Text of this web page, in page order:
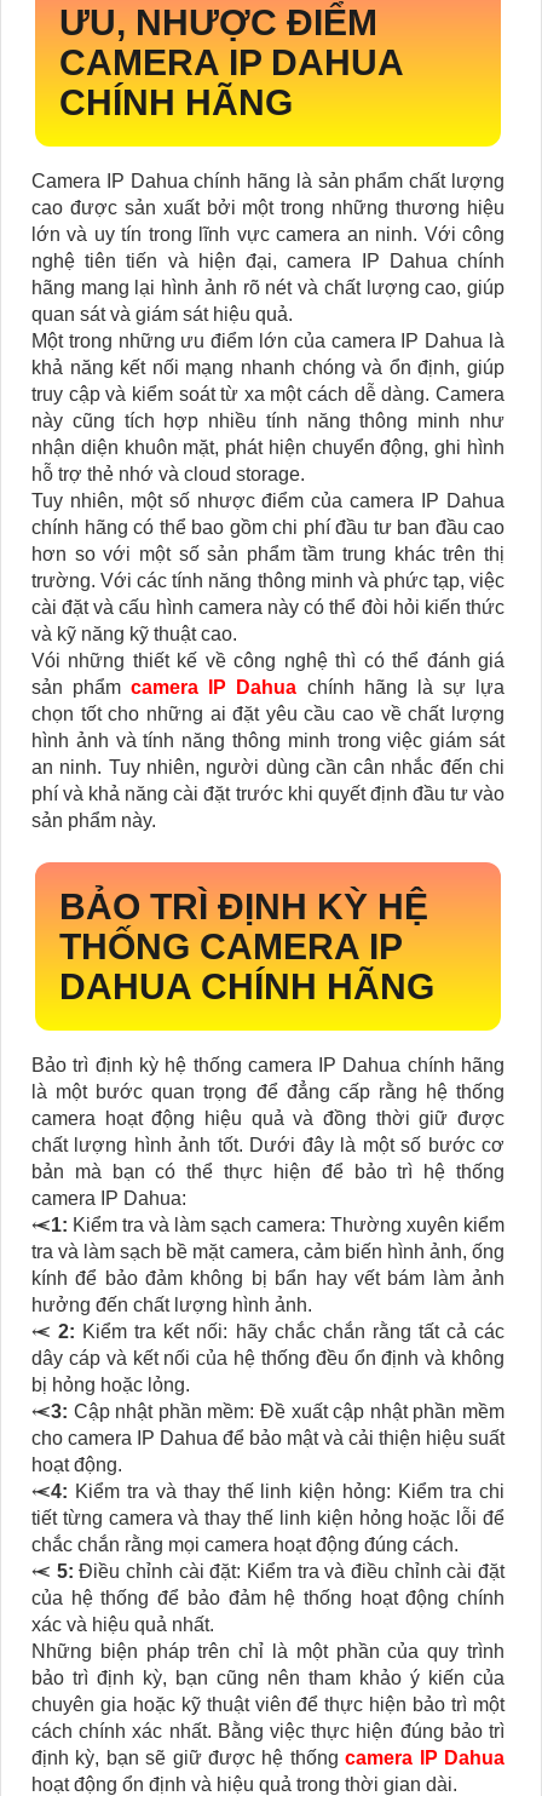
ƯU, NHƯỢC ĐIỂM
CAMERA IP DAHUA
CHÍNH HÃNG
Camera IP Dahua chính hãng là sản phẩm chất lượng
cao được sản xuất bởi một trong những thương hiệu
lớn và uy tín trong lĩnh vực camera an ninh. Với công
nghệ tiên tiến và hiện đại, camera IP Dahua chính
hãng mang lại hình ảnh rõ nét và chất lượng cao, giúp
quan sát và giám sát hiệu quả.
Một trong những ưu điểm lớn của camera IP Dahua là
khả năng kết nối mạng nhanh chóng và ổn định, giúp
truy cập và kiểm soát từ xa một cách dễ dàng. Camera
này cũng tích hợp nhiều tính năng thông minh như
nhận diện khuôn mặt, phát hiện chuyển động, ghi hình
hỗ trợ thẻ nhớ và cloud storage.
Tuy nhiên, một số nhược điểm của camera IP Dahua
chính hãng có thể bao gồm chi phí đầu tư ban đầu cao
hơn so với một số sản phẩm tầm trung khác trên thị
trường. Với các tính năng thông minh và phức tạp, việc
cài đặt và cấu hình camera này có thể đòi hỏi kiến thức
và kỹ năng kỹ thuật cao.
Vói những thiết kế về công nghệ thì có thể đánh giá
sản phẩmcamera IP Dahua chính hãng là sự lựa
chọn tốt cho những ai đặt yêu cầu cao về chất lượng
hình ảnh và tính năng thông minh trong việc giám sát
an ninh. Tuy nhiên, người dùng cần cân nhắc đến chi
phí và khả năng cài đặt trước khi quyết định đầu tư vào
sản phẩm này.
BẢO TRÌ ĐỊNH KỲ HỆ
THỐNG CAMERA IP
DAHUA CHÍNH HÃNG
Bảo trì định kỳ hệ thống camera IP Dahua chính hãng
là một bước quan trọng để đẳng cấp rằng hệ thống
camera hoạt động hiệu quả và đồng thời giữ được
chất lượng hình ảnh tốt. Dưới đây là một số bước cơ
bản mà bạn có thể thực hiện để bảo trì hệ thống
camera IP Dahua:
⥷1: Kiểm tra và làm sạch camera: Thường xuyên kiểm
tra và làm sạch bề mặt camera, cảm biến hình ảnh, ống
kính để bảo đảm không bị bẩn hay vết bám làm ảnh
hưởng đến chất lượng hình ảnh.
⥷2: Kiểm tra kết nối: hãy chắc chắn rằng tất cả các
dây cáp và kết nối của hệ thống đều ổn định và không
bị hỏng hoặc lỏng.
⥷3: Cập nhật phần mềm: Đề xuất cập nhật phần mềm
cho camera IP Dahua để bảo mật và cải thiện hiệu suất
hoạt động.
⥷4: Kiểm tra và thay thế linh kiện hỏng: Kiểm tra chi
tiết từng camera và thay thế linh kiện hỏng hoặc lỗi để
chắc chắn rằng mọi camera hoạt động đúng cách.
⥷ 5: Điều chỉnh cài đặt: Kiểm tra và điều chỉnh cài đặt
của hệ thống để bảo đảm hệ thống hoạt động chính
xác và hiệu quả nhất.
Những biện pháp trên chỉ là một phần của quy trình
bảo trì định kỳ, bạn cũng nên tham khảo ý kiến của
chuyên gia hoặc kỹ thuật viên để thực hiện bảo trì một
cách chính xác nhất. Bằng việc thực hiện đúng bảo trì
định kỳ, bạn sẽ giữ được hệ thốngcamera IP Dahua
hoạt động ổn định và hiệu quả trong thời gian dài.